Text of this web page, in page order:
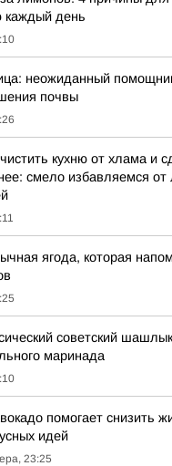
каждый день
неожиданный
почвы
кухню от хлама и
смело избавляемся
ягода, которая
советский
маринада
помогает снизить
идей
23:25